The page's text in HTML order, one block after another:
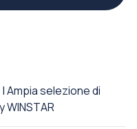
| Ampia selezione di
WINSTAR